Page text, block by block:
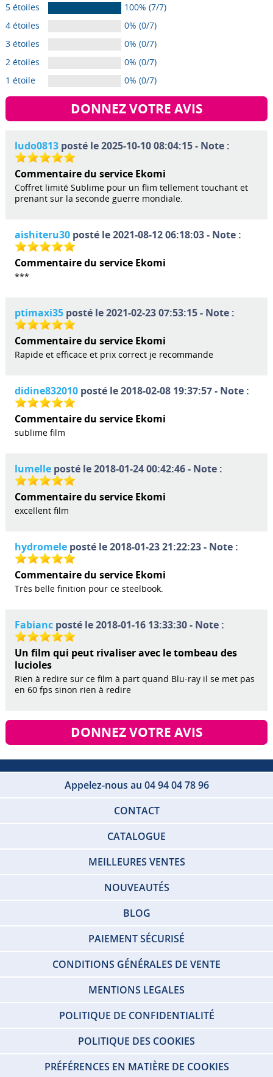
5 étoiles
100% (7/7)
4 étoiles
0% (0/7)
3 étoiles
0% (0/7)
2 étoiles
0% (0/7)
1 étoile
0% (0/7)
DONNEZ VOTRE AVIS
ludo0813posté le 2025-10-10 08:04:15 - Note :
Commentaire du service Ekomi
Coffret limité Sublime pour un flim tellement touchant et
prenant sur la seconde guerre mondiale.
aishiteru30posté le 2021-08-12 06:18:03 - Note :
Commentaire du service Ekomi
***
ptimaxi35posté le 2021-02-23 07:53:15 - Note :
Commentaire du service Ekomi
Rapide et efficace et prix correct je recommande
didine832010posté le 2018-02-08 19:37:57 - Note :
Commentaire du service Ekomi
sublime film
lumelleposté le 2018-01-24 00:42:46 - Note :
Commentaire du service Ekomi
excellent film
hydromeleposté le 2018-01-23 21:22:23 - Note :
Commentaire du service Ekomi
Très belle finition pour ce steelbook.
Fabiancposté le 2018-01-16 13:33:30 - Note :
Un film qui peut rivaliser avec le tombeau des
lucioles
Rien à redire sur ce film à part quand Blu-ray il se met pas
en 60 fps sinon rien à redire
DONNEZ VOTRE AVIS
Appelez-nous au 04 94 04 78 96
CONTACT
CATALOGUE
MEILLEURES VENTES
NOUVEAUTÉS
BLOG
PAIEMENT SÉCURISÉ
CONDITIONS GÉNÉRALES DE VENTE
MENTIONS LEGALES
POLITIQUE DE CONFIDENTIALITÉ
POLITIQUE DES COOKIES
PRÉFÉRENCES EN MATIÈRE DE COOKIES